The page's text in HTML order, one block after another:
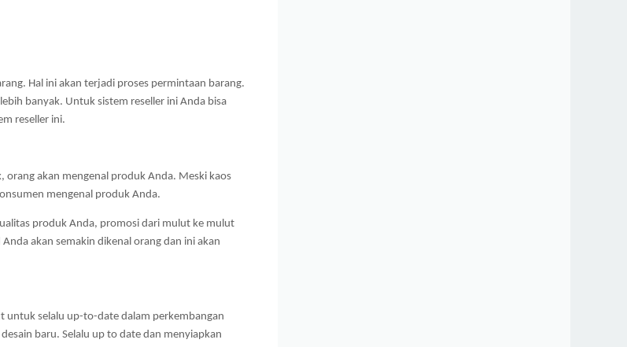
Hal ini akan terjadi proses permintaan barang.
banyak. Untuk sistem reseller ini Anda bisa
reseller ini.
orang akan mengenal produk Anda. Meski kaos
mengenal produk Anda.
produk Anda, promosi dari mulut ke mulut
akan semakin dikenal orang dan ini akan
untuk selalu up-to-date dalam perkembangan
baru. Selalu up to date dan menyiapkan